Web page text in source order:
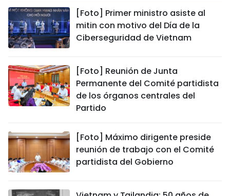
[Foto] Primer ministro asiste al
mitin con motivo del Día de la
Ciberseguridad de Vietnam
[Foto] Reunión de Junta
Permanente del Comité partidista
de los órganos centrales del
Partido
[Foto] Máximo dirigente preside
reunión de trabajo con el Comité
partidista del Gobierno